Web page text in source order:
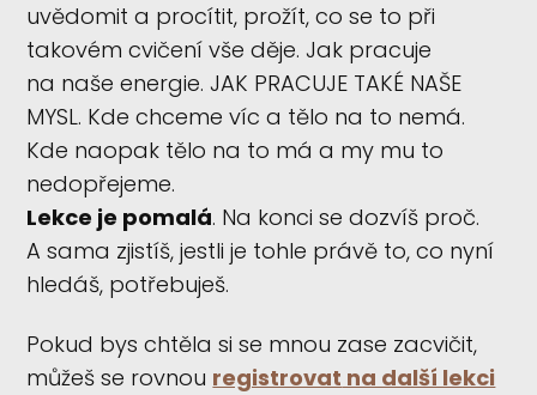
uvědomit a procítit, prožít, co se to při
takovém cvičení vše děje. Jak pracuje
na naše energie. JAK PRACUJE TAKÉ NAŠE
MYSL. Kde chceme víc a tělo na to nemá.
Kde naopak tělo na to má a my mu to
nedopřejeme.
Lekce je pomalá. Na konci se dozvíš proč.
A sama zjistíš, jestli je tohle právě to, co nyní
hledáš, potřebuješ.
Pokud bys chtěla si se mnou zase zacvičit,
můžeš se rovnou registrovat na další lekci